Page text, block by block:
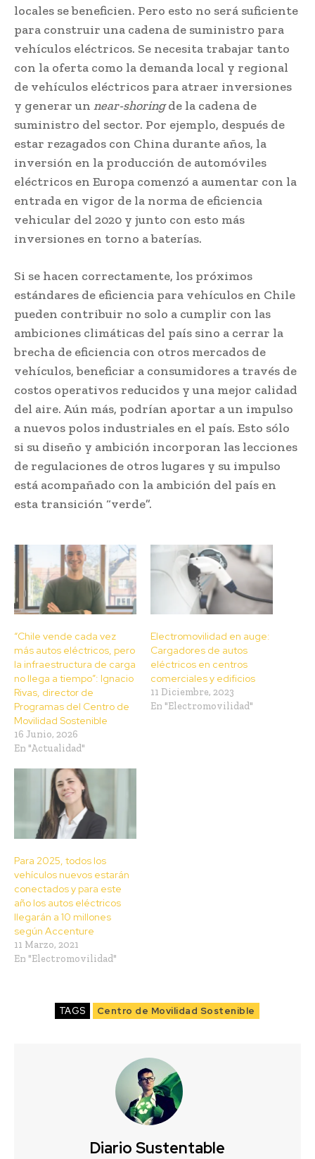
locales se beneficien. Pero esto no será suficiente
para construir una cadena de suministro para
vehículos eléctricos. Se necesita trabajar tanto
con la oferta como la demanda local y regional
de vehículos eléctricos para atraer inversiones
y generar un near-shoringde la cadena de
suministro del sector. Por ejemplo, después de
estar rezagados con China durante años, la
inversión en la producción de automóviles
eléctricos en Europa comenzó a aumentar con la
entrada en vigor de la norma de eficiencia
vehicular del 2020 y junto con esto más
inversiones en torno a baterías.
Si se hacen correctamente, los próximos
estándares de eficiencia para vehículos en Chile
pueden contribuir no solo a cumplir con las
ambiciones climáticas del país sino a cerrar la
brecha de eficiencia con otros mercados de
vehículos, beneficiar a consumidores a través de
costos operativos reducidos y una mejor calidad
del aire. Aún más, podrían aportar a un impulso
a nuevos polos industriales en el país. Esto sólo
si su diseño y ambición incorporan las lecciones
de regulaciones de otros lugares y su impulso
está acompañado con la ambición del país en
esta transición “verde”.
“Chile vende cada vez
más autos eléctricos, pero
la infraestructura de carga
no llega a tiempo”: Ignacio
Rivas, director de
Programas del Centro de
Movilidad Sostenible
16 Junio, 2026
En "Actualidad"
Electromovilidad en auge:
Cargadores de autos
eléctricos en centros
comerciales y edificios
11 Diciembre, 2023
En "Electromovilidad"
Para 2025, todos los
vehículos nuevos estarán
conectados y para este
año los autos eléctricos
llegarán a 10 millones
según Accenture
11 Marzo, 2021
En "Electromovilidad"
TAGS Centro de Movilidad Sostenible
Diario Sustentable